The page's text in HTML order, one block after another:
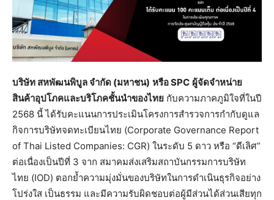
บริษัท สหพัฒนพิบูลจำกัด (มหาชน) หรือSPC ผู้จัดจำหน่าย
สินค้าอุปโภคและบริโภคชั้นนำของไทย กับความภาคภูมิใจที่ในปี
2568 นี้ ได้รับคะแนนการประเมินโครงการสำรวจการกำกับดูแล
กิจการบริษัทจดทะเบียนไทย (Corporate Governance Report
of Thai Listed Companies: CGR) ในระดับ 5 ดาว หรือ “ดีเลิศ”
ต่อเนื่องเป็นปีที่ 3 จาก สมาคมส่งเสริมสถาบันกรรมการบริษัท
ไทย (IOD) ตอกย้ำความมุ่งมั่นของบริษัทในการดำเนินธุรกิจอย่าง
โปร่งใส เป็นธรรม และมีความรับผิดชอบต่อผู้มีส่วนได้ส่วนเสียทุก